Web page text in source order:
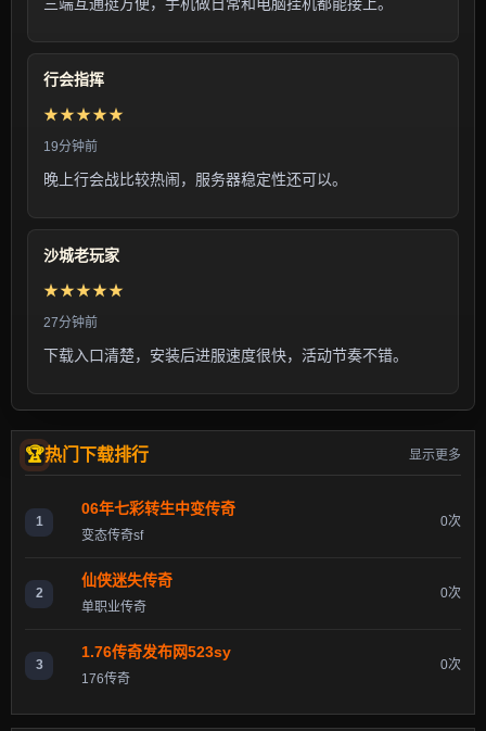
行会指挥
★★★★★
19分钟前
晚上行会战比较热闹，服务器稳定性还可以。
沙城老玩家
★★★★★
27分钟前
下载入口清楚，安装后进服速度很快，活动节奏不错。
热门下载排行 显示更多
1
06年七彩转生中变传奇
变态传奇sf
0次
2
仙侠迷失传奇
单职业传奇
0次
3
1.76传奇发布网523sy
176传奇
0次